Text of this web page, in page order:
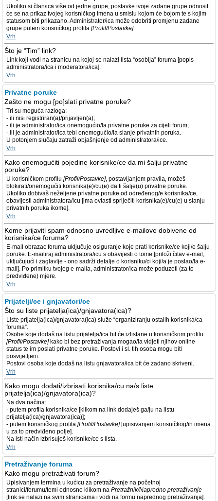
Ukoliko si član/ica više od jedne grupe, postavke tvoje zadane grupe odnosit
će se na prikaz tvojeg korisničkog imena u smislu kojom će bojom te s kojim
statusom biti prikazano. Administrator/ica može odobriti promjenu zadane
grupe putem korisničkog profila [Profil/Postavke].
Vrh
Što je “Tim” link?
Link koji vodi na stranicu na kojoj se nalazi lista “osoblja” foruma [popis
administratora/ica i moderatora/ica].
Vrh
Privatne poruke
Zašto ne mogu [po]slati privatne poruke?
Tri su moguća razloga:
- ili nisi registriran(a)/prijavljen(a);
- ili je administrator/ica onemogućio/la privatne poruke za cijeli forum;
- ili je administrator/ica tebi onemogućio/la slanje privatnih poruka.
U potonjem slučaju zatraži objašnjenje od administratora/ice.
Vrh
Kako onemogućiti pojedine korisnike/ce da mi šalju privatne
poruke?
U korisničkom profilu [Profil/Postavke], postavljanjem pravila, možeš
blokirati/onemogućiti korisnika(e)/cu(e) da ti šalje(u) privatne poruke.
Ukoliko dobivaš neželjene privatne poruke od određenog/e korisnika/ce,
obavijesti administratora/icu [ima ovlasti spriječiti korisnika(e)/cu(e) u slanju
privatnih poruka ikome].
Vrh
Kome prijaviti spam odnosno uvredljive e-mailove dobivene od
korisnika/ce foruma?
E-mail obrazac foruma uključuje osiguranje koje prati korisnike/ce koji/e šalju
poruke. E-mailiraj administratora/icu s obavijesti o tome [priloži čitav e-mail,
uključujući i zaglavlje - ono sadrži detalje o korisniku/ci koji/a je poslao/la e-
mail]. Po primitku tvojeg e-maila, administrator/ica može poduzeti (za to
predviđene) mjere.
Vrh
Prijatelji/ce i gnjavatori/ce
Što su liste prijatelja(ica)/gnjavatora(ica)?
Liste prijatelja(ica)/gnjavatora(ica) služe “organiziranju ostalih korisnika/ca
foruma”.
Osobe koje dodaš na listu prijatelja/ica bit će izlistane u korisničkom profilu
[Profil/Postavke]kako bi bez pretraživanja mogao/la vidjeti njihov online
status te im poslati privatne poruke. Postovi i sl. tih osoba mogu biti
posvijetljeni.
Postovi osoba koje dodaš na listu gnjavatora/ica bit će zadano skriveni.
Vrh
Kako mogu dodati/izbrisati korisnika/cu na/s liste
prijatelja(ica)/gnjavatora(ica)?
Na dva načina:
- putem profila korisnika/ce [klikom na link dodaješ ga/ju na listu
prijatelja(ica)/gnjavatora(ica)];
- putem korisničkog profila [Profil/Postavke][upisivanjem korisničkog/ih imena
u za to predviđeno polje].
Na isti način izbrisuješ korisnike/ce s lista.
Vrh
Pretraživanje foruma
Kako mogu pretraživati forum?
Upisivanjem termina u kućicu za pretraživanje na početnoj
stranici/forumu/temi odnosno klikom na Pretražnik/Napredno pretraživanje
[link se nalazi na svim stranicama i vodi na formu naprednog pretraživanja].